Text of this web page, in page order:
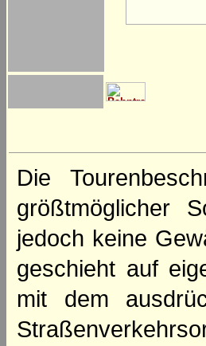
Die
größtmöglicher
jedoch keine
geschieht auf
mit dem